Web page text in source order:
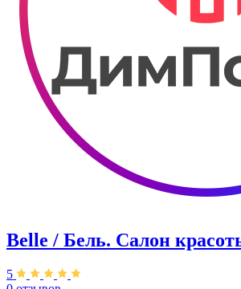
Belle / Бель. Салон
5